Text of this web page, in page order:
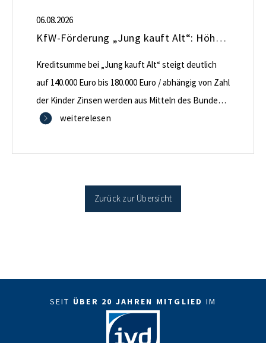
06.08.2026
KfW-Förderung „Jung kauft Alt“: Höhere Kredite ab August 2026
Kreditsumme bei „Jung kauft Alt“ steigt deutlich
auf 140.000 Euro bis 180.000 Euro / abhängig von Zahl
der Kinder Zinsen werden aus Mitteln des Bundes
verbilligt: Heutiger Zins bei 0,53 Prozent effektiv bei
Antragstellende verpflichten sich zu energetischer
Sanierung in Einzelmaßnahmen […]
weiterelesen
Zurück zur Übersicht
SEIT ÜBER 20 JAHREN MITGLIED IM